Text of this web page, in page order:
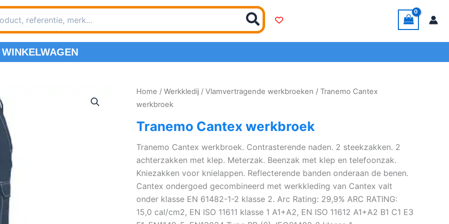
WINKELWAGEN
Home /Werkkledij /Vlamvertragende werkbroeken / Tranemo Cantex
werkbroek
Tranemo Cantex werkbroek
Tranemo Cantex werkbroek. Contrasterende naden. 2 steekzakken. 2
achterzakken met klep. Meterzak. Beenzak met klep en telefoonzak.
Kniezakken voor knielappen. Reflecterende banden onderaan de benen.
Cantex ondergoed gecombineerd met werkkleding van Cantex valt
onder klasse EN 61482-1-2 klasse 2. Arc Rating: 29,9% ARC RATING:
15,0 cal/cm2, EN ISO 11611 klasse 1 A1+A2, EN ISO 11612 A1+A2 B1 C1 E3